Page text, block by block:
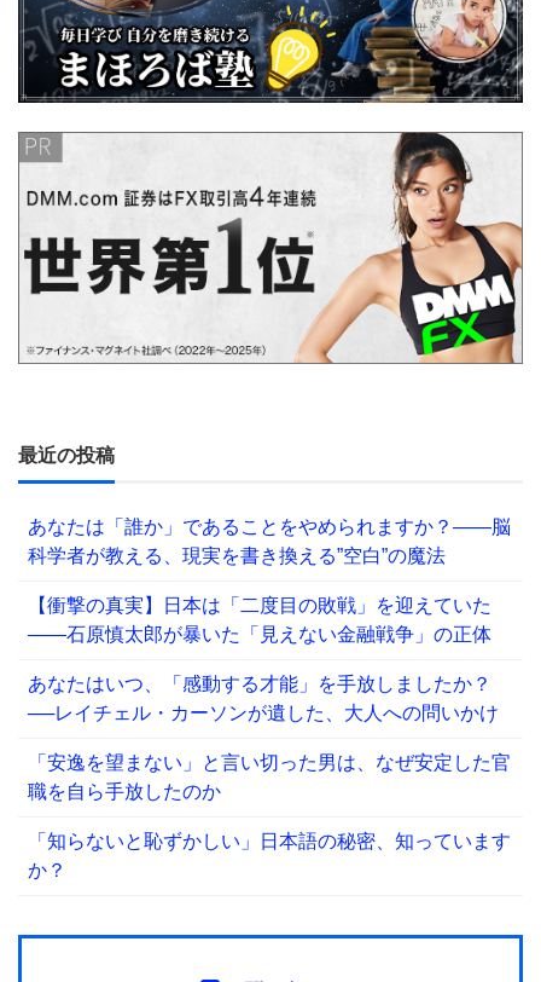
最近の投稿
あなたは「誰か」であることをやめられますか？——脳
科学者が教える、現実を書き換える”空白”の魔法
【衝撃の真実】日本は「二度目の敗戦」を迎えていた
――石原慎太郎が暴いた「見えない金融戦争」の正体
あなたはいつ、「感動する才能」を手放しましたか？
──レイチェル・カーソンが遺した、大人への問いかけ
「安逸を望まない」と言い切った男は、なぜ安定した官
職を自ら手放したのか
「知らないと恥ずかしい」日本語の秘密、知っています
か？